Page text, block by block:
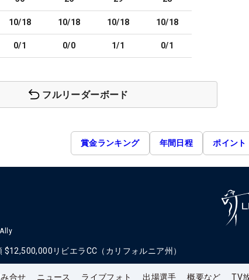
10/18 10/18 10/18 10/18
0/1 0/0 1/1 0/1
フルリーダーボード
賞金ランキング 年間日程 ポイント
$12,500,000 リビエラCC（カリフォルニア州）
合せ ニュース ライブフォト 出場選手 概要など TV